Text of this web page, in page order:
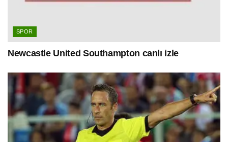
SPOR
Newcastle United Southampton canlı izle